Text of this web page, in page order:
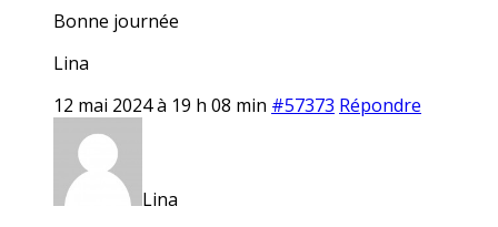
Bonne journée
Lina
12 mai 2024 à 19 h 08 min #57373 Répondre
Lina